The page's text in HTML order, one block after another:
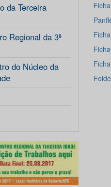
da Terceira
Regional da 3ª
do Núcleo da